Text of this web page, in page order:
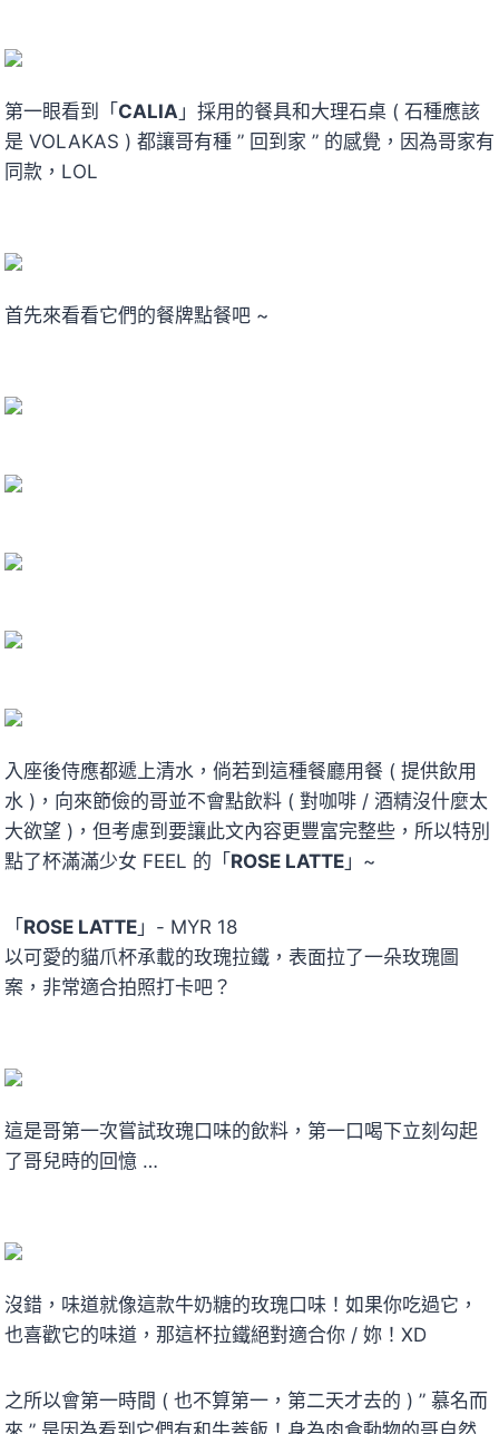
第一眼看到「CALIA 」採用的餐具和大理石桌 ( 石種應該
是 VOLAKAS ) 都讓哥有種 ” 回到家 ” 的感覺，因為哥家有
同款，LOL
首先來看看它們的餐牌點餐吧 ~
入座後侍應都遞上清水，倘若到這種餐廳用餐 ( 提供飲用
水 )，向來節儉的哥並不會點飲料 ( 對咖啡 / 酒精沒什麼太
大欲望 )，但考慮到要讓此文內容更豐富完整些，所以特別
點了杯滿滿少女 FEEL 的「ROSE LATTE 」~
「ROSE LATTE 」- MYR 18
以可愛的貓爪杯承載的玫瑰拉鐵，表面拉了一朵玫瑰圖
案，非常適合拍照打卡吧？
這是哥第一次嘗試玫瑰口味的飲料，第一口喝下立刻勾起
了哥兒時的回憶 …
沒錯，味道就像這款牛奶糖的玫瑰口味！如果你吃過它，
也喜歡它的味道，那這杯拉鐵絕對適合你 / 妳！XD
之所以會第一時間 ( 也不算第一，第二天才去的 ) ” 慕名而